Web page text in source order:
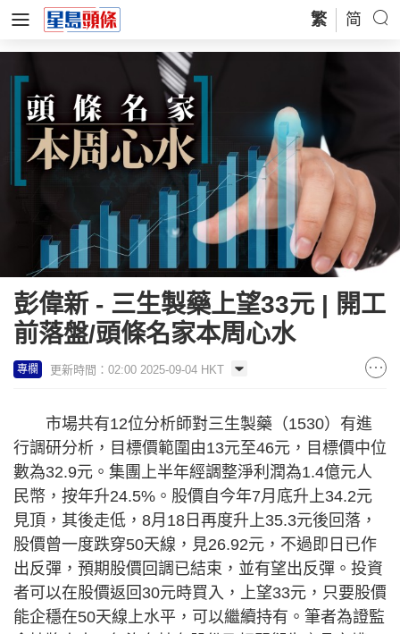
繁 简
彭偉新 - 三生製藥上望33元 | 開工
前落盤/頭條名家本周心水
專欄 更新時間：02:00 2025-09-04 HKT
市場共有12位分析師對三生製藥（1530）有進
行調研分析，目標價範圍由13元至46元，目標價中位
數為32.9元。集團上半年經調整淨利潤為1.4億元人
民幣，按年升24.5%。股價自今年7月底升上34.2元
見頂，其後走低，8月18日再度升上35.3元後回落，
股價曾一度跌穿50天線，見26.92元，不過即日已作
出反彈，預期股價回調已結束，並有望出反彈。投資
者可以在股價返回30元時買入，上望33元，只要股價
能企穩在50天線上水平，可以繼續持有。筆者為證監